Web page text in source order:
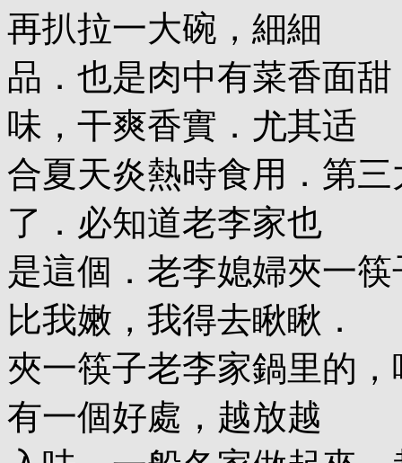
再扒拉一大碗，細細
品．也是肉中有菜香面
味，干爽香實．尤其适
合夏天炎熱時食用．第
了．必知道老李家也
是這個．老李媳婦夾一
比我嫩，我得去瞅瞅．
夾一筷子老李家鍋里的
有一個好處，越放越